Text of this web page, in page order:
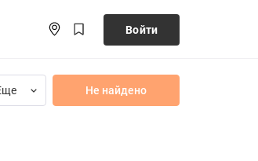
Войти
Не найдено